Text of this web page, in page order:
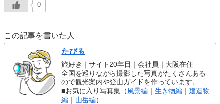
0
この記事を書いた人
たびる
旅好き｜サイト20年目｜会社員｜大阪在住
全国を巡りながら撮影した写真がたくさんある
ので観光案内や登山ガイドを作っています。
■お気に入り写真集（ 風景編 ｜生き物編 ｜建造物
編 ｜ 山岳編）